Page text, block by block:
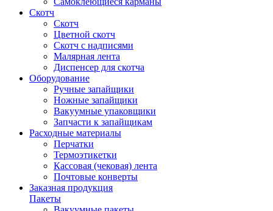
Скотч
Скотч
Цветной скотч
Скотч с надписями
Малярная лента
Диспенсер для скотча
Оборудование
Ручные запайщики
Ножные запайщики
Вакуумные упаковщики
Запчасти к запайщикам
Расходные материалы
Перчатки
Термоэтикетки
Кассовая (чековая) лента
Почтовые конверты
Заказная продукция
Пакеты